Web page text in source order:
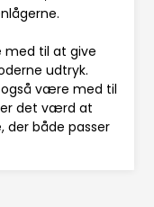
med til at give
udtryk.
være med til
det værd at
både passer